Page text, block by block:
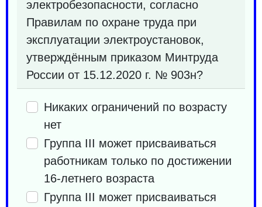
электробезопасности, согласно
Правилам по охране труда при
эксплуатации электроустановок,
утверждённым приказом Минтруда
России от 15.12.2020 г. № 903н?
Никаких ограничений по возрасту
нет
Группа III может присваиваться
работникам только по достижении
16-летнего возраста
Группа III может присваиваться